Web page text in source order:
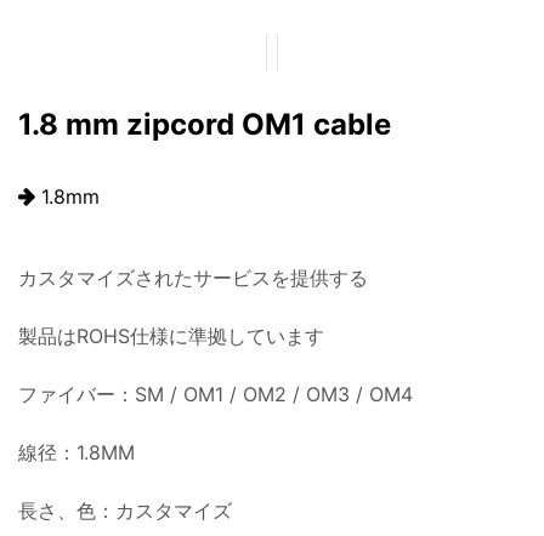
1.8 mm zipcord OM1 cable
1.8mm
カスタマイズされたサービスを提供する
製品はROHS仕様に準拠しています
ファイバー：SM / OM1 / OM2 / OM3 / OM4
線径：1.8MM
長さ、色：カスタマイズ